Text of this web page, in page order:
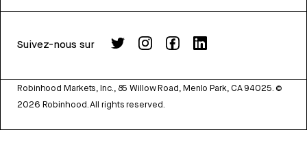
Suivez-nous sur
Robinhood Markets, Inc., 85 Willow Road, Menlo Park, CA 94025. ©
2026 Robinhood. All rights reserved.